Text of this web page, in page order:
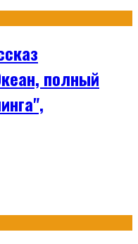
полный